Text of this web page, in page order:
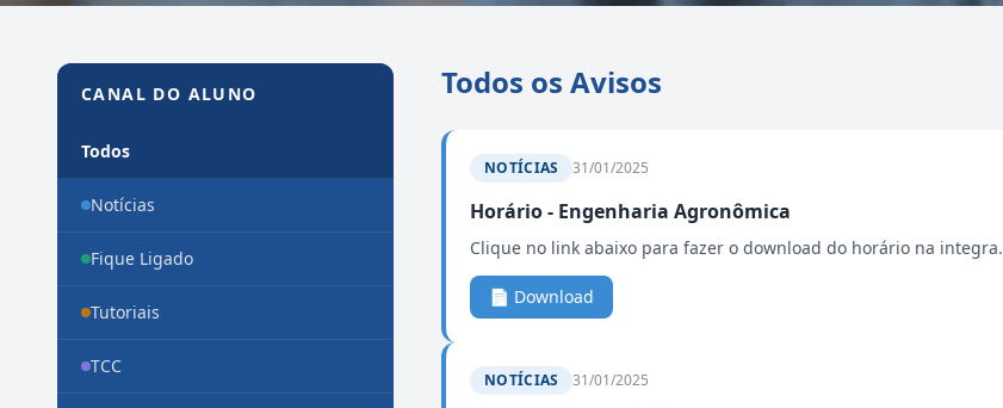
CANAL DO ALUNO
Todos
Notícias
Fique Ligado
Tutoriais
TCC
Todos os Avisos
NOTÍCIAS 31/01/2025
Horário - Engenharia Agronômica
Clique no link abaixo para fazer o download do horário na integra.
📄 Download
NOTÍCIAS 31/01/2025